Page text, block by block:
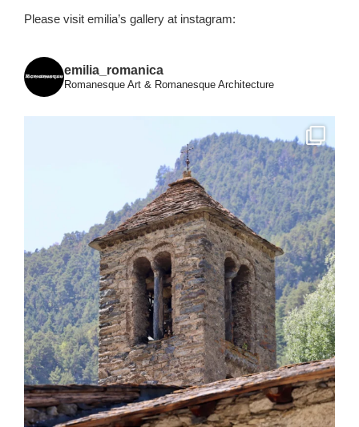
Please visit emilia’s gallery at instagram:
emilia_romanica
Romanesque Art & Romanesque Architecture